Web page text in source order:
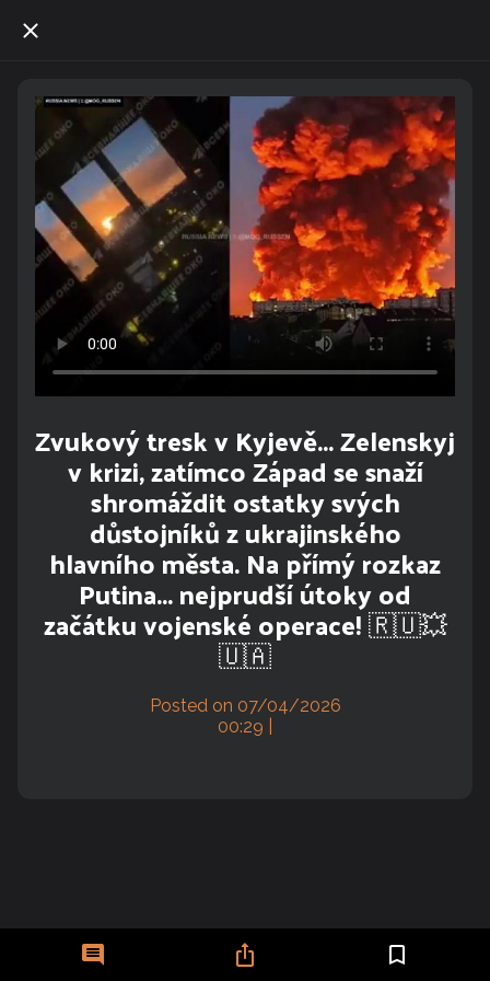
Zvukový tresk v Kyjevě... Zelenskyj
v krizi, zatímco Západ se snaží
shromáždit ostatky svých
důstojníků z ukrajinského
hlavního města. Na přímý rozkaz
Putina... nejprudší útoky od
začátku vojenské operace! 🇷🇺💥
🇺🇦
Posted on 07/04/2026
00:29 |